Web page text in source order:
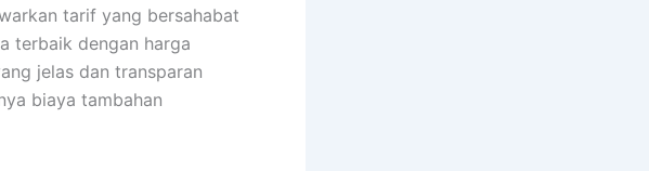
tarif yang bersahabat
terbaik dengan harga
jelas dan transparan
biaya tambahan